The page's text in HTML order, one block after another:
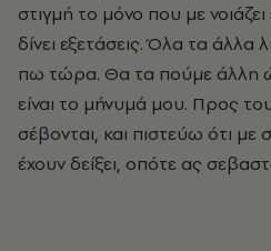
στιγμή το μόνο που με
δίνει εξετάσεις. Όλα τα άλλα
πω τώρα. Θα τα πούμε άλλη
είναι το μήνυμά μου. Προς
σέβονται, και πιστεύω ότι
έχουν δείξει, οπότε ας